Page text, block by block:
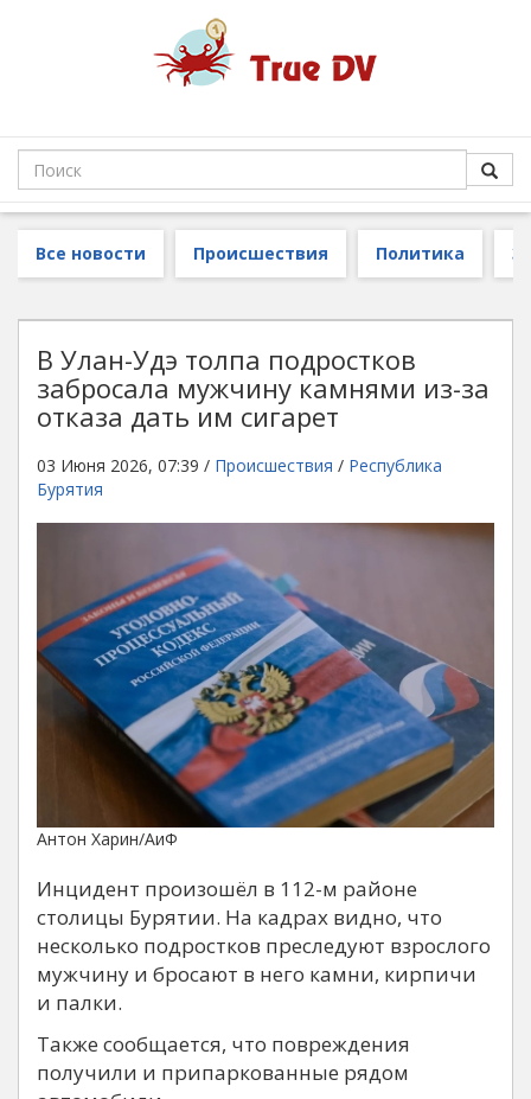
Все новости Происшествия Политика
В Улан-Удэ толпа подростков
забросала мужчину камнями из-за
отказа дать им сигарет
03 Июня 2026, 07:39 / Происшествия / Республика
Бурятия
Антон Харин/АиФ
Инцидент произошёл в 112-м районе
столицы Бурятии. На кадрах видно, что
несколько подростков преследуют взрослого
мужчину и бросают в него камни, кирпичи
и палки.
Также сообщается, что повреждения
получили и припаркованные рядом